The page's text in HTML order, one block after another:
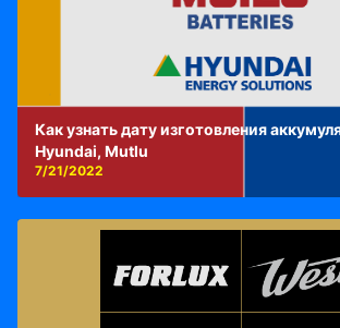
Как узнать дату изготовления
Hyundai, Mutlu
7/21/2022